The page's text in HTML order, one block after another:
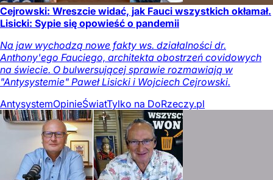
Cejrowski: Wreszcie widać, jak Fauci wszystkich okłamał.
Lisicki: Sypie się opowieść o pandemii
Na jaw wychodzą nowe fakty ws. działalności dr.
Anthony'ego Fauciego, architekta obostrzeń covidowych
na świecie. O bulwersującej sprawie rozmawiają w
"Antysystemie" Paweł Lisicki i Wojciech Cejrowski.
AntysystemOpinieŚwiatTylko na DoRzeczy.pl